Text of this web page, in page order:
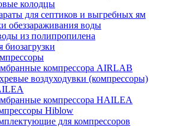
колодцы
для септиков и выгребных ям
обеззараживания воды
из полипропилена
компрессора AIRLAB
воздуходувки (компрессоры)
компрессора HAILEA
Hiblow
для компрессоров